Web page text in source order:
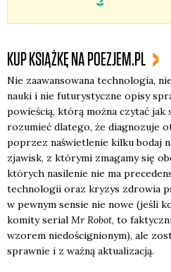
KUP KSIĄŻKĘ NA POEZJEM.PL
Nie zaawan­so­wa­na tech­no­lo­gia,
nauki i nie futu­ry­stycz­ne opi­sy
powie­ścią, któ­rą moż­na czy­tać jak
rozu­mieć dla­te­go, że dia­gno­zu­je
poprzez naświe­tle­nie kil­ku bodaj
zja­wisk, z któ­ry­mi zma­ga­my się
któ­rych nasi­le­nie nie ma
tech­no­lo­gii oraz kry­zys zdro­wia
w pew­nym sen­sie nie nowe (jeśli
ko­mi­ty serial Mr Robot, to
wzo­rem nie­do­ści­gnio­nym), ale
spraw­nie i z waż­ną aktu­ali­za­cją.